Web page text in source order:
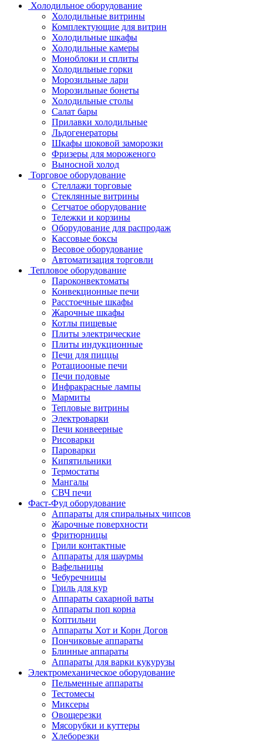
Холодильное оборудование
Холодильные витрины
Комплектующие для витрин
Холодильные шкафы
Холодильные камеры
Моноблоки и сплиты
Холодильные горки
Морозильные лари
Морозильные бонеты
Холодильные столы
Салат бары
Прилавки холодильные
Льдогенераторы
Шкафы шоковой заморозки
Фризеры для мороженого
Выносной холод
Торговое оборудование
Стеллажи торговые
Стеклянные витрины
Сетчатое оборудование
Тележки и корзины
Оборудование для распродаж
Кассовые боксы
Весовое оборудование
Автоматизация торговли
Тепловое оборудование
Пароконвектоматы
Конвекционные печи
Расстоечные шкафы
Жарочные шкафы
Котлы пищевые
Плиты электрические
Плиты индукционные
Печи для пиццы
Ротациооные печи
Печи подовые
Инфракрасные лампы
Мармиты
Тепловые витрины
Электроварки
Печи конвеерные
Рисоварки
Пароварки
Кипятильники
Термостаты
Мангалы
СВЧ печи
Фаст-Фуд оборудование
Аппараты для спиральных чипсов
Жарочные поверхности
Фритюрницы
Грили контактные
Аппараты для шаурмы
Вафельницы
Чебуречницы
Гриль для кур
Аппараты сахарной ваты
Аппараты поп корна
Коптильни
Аппараты Хот и Корн Догов
Пончиковые аппараты
Блинные аппараты
Аппараты для варки кукурузы
Электромеханическое оборудование
Пельменные аппараты
Тестомесы
Миксеры
Овощерезки
Мясорубки и куттеры
Хлеборезки